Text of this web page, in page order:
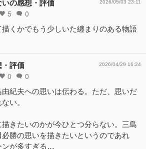
の感想・評価
5 0
2026/05/03 23:11
くかでもう少しいた纏まりのある物語
・評価
0 0
2026/04/29 16:24
紀夫への思いは伝わる。ただ、思いだ
い。
きたいのかが今ひとつ分らない。三島
必勝の思いを描きたいというのであれ
ンが多すぎる…